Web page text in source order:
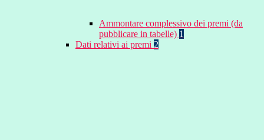
Ammontare complessivo dei premi (da
pubblicare in tabelle) 1
Dati relativi ai premi 2